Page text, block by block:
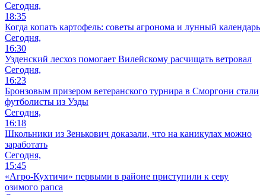
Сегодня,
18:35
Когда копать картофель: советы агронома и лунный календарь
Сегодня,
16:30
Узденский лесхоз помогает Вилейскому расчищать ветровал
Сегодня,
16:23
Бронзовым призером ветеранского турнира в Сморгони стали
футболисты из Узды
Сегодня,
16:18
Школьники из Зенькович доказали, что на каникулах можно
заработать
Сегодня,
15:45
«Агро-Кухтичи» первыми в районе приступили к севу
озимого рапса